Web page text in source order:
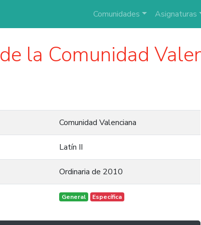
Comunidades Asignaturas
de la Comunidad
Comunidad Valenciana
Latín II
Ordinaria de 2010
General Específica